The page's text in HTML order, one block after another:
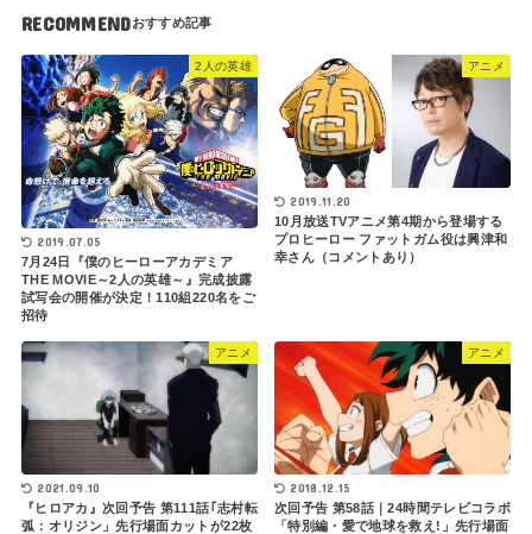
RECOMMEND
2人の英雄
2019.07.05
7月24日『僕のヒーローアカデミア
THE MOVIE～2人の英雄～』完成披露
試写会の開催が決定！110組220名をご
招待
アニメ
2019.11.20
10月放送TVアニメ第4期から登場する
プロヒーロー ファットガム役は興津和
幸さん（コメントあり）
アニメ
2021.09.10
『ヒロアカ』次回予告 第111話｢志村転
弧：オリジン」先行場面カットが22枚
アニメ
2018.12.15
次回予告 第58話｜24時間テレビコラボ
「特別編・愛で地球を救え!」先行場面